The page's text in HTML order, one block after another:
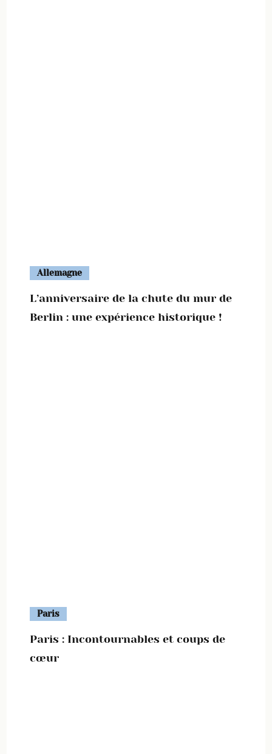
Allemagne
L’anniversaire de la chute du mur de
Berlin : une expérience historique !
Paris
Paris : Incontournables et coups de
cœur